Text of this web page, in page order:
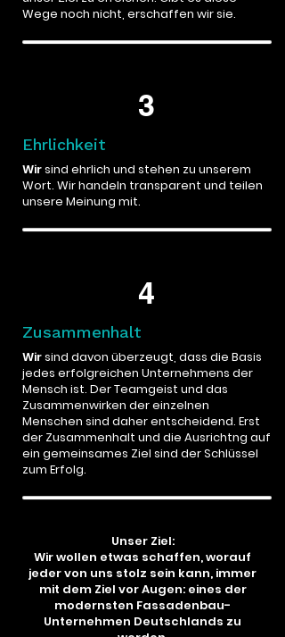
Wege noch nicht, erschaffen wir sie.
3
Ehrlichkeit
Wirsind ehrlich und stehen zu unserem
Wort. Wir handeln transparent und teilen
unsere Meinung mit.
4
Zusammenhalt
Wirsind davon überzeugt, dass die Basis
jedes erfolgreichen Unternehmens der
Mensch ist. Der Teamgeist und das
Zusammenwirken der einzelnen
Menschen sind daher entscheidend. Erst
der Zusammenhalt und die Ausrichtng auf
ein gemeinsames Ziel sind der Schlüssel
zum Erfolg.
Unser Ziel:
Wir wollen etwas schaffen, worauf
jeder von uns stolz sein kann, immer
mit dem Ziel vor Augen: eines der
modernsten Fassadenbau-
Unternehmen Deutschlands zu